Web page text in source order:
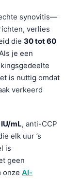
synovitis—
verlies
die 30 tot 60
je een
is nuttig omdat
verkeerd
mL, anti-CCP
elk uur ’s
is
geen
onze AI-